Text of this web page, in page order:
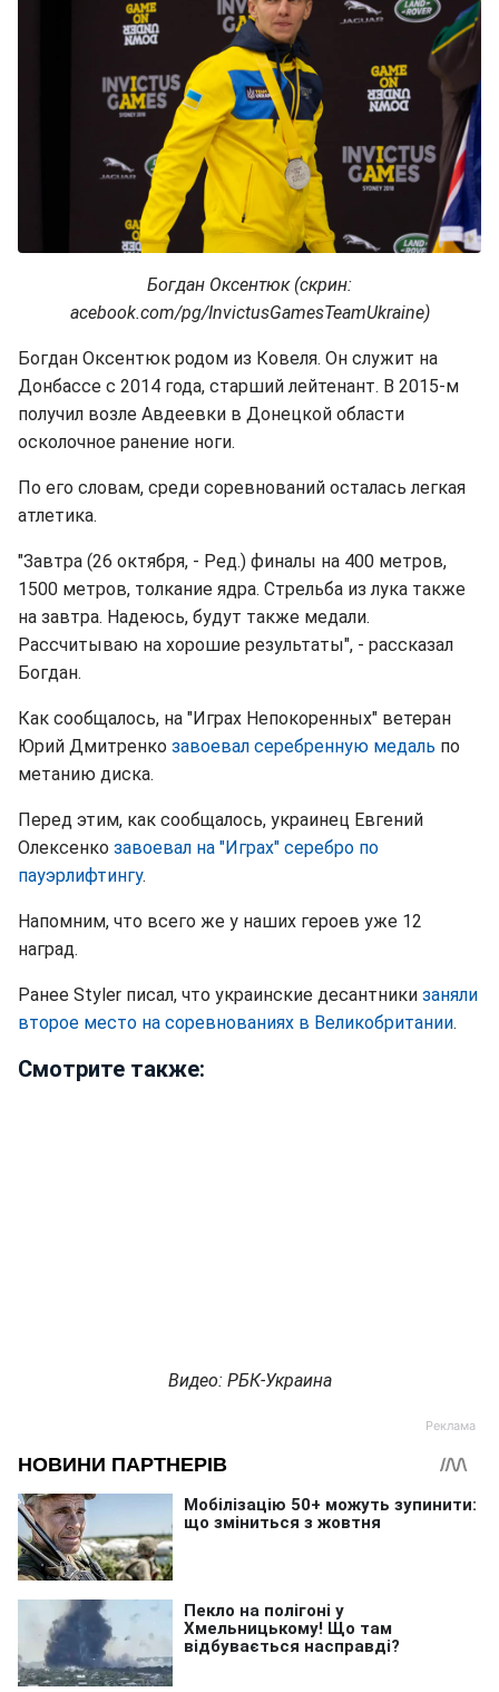
Богдан Оксентюк (скрин:
acebook.com/pg/InvictusGamesTeamUkraine)
Богдан Оксентюк родом из Ковеля. Он служит на
Донбассе с 2014 года, старший лейтенант. В 2015-м
получил возле Авдеевки в Донецкой области
осколочное ранение ноги.
По его словам, среди соревнований осталась легкая
атлетика.
"Завтра (26 октября, - Ред.) финалы на 400 метров,
1500 метров, толкание ядра. Стрельба из лука также
на завтра. Надеюсь, будут также медали.
Рассчитываю на хорошие результаты", - рассказал
Богдан.
Как сообщалось, на "Играх Непокоренных" ветеран
Юрий Дмитренко завоевал серебренную медаль по
метанию диска.
Перед этим, как сообщалось, украинец Евгений
Олексенко завоевал на "Играх" серебро по
пауэрлифтингу.
Напомним, что всего же у наших героев уже 12
наград.
Ранее Styler писал, что украинские десантники заняли
второе место на соревнованиях в Великобритании.
Смотрите также:
Видео: РБК-Украина